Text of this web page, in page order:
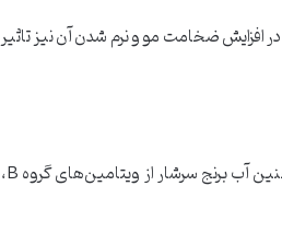
افزایش ضخامت مو و نرم شدن آن نیز تاثیر
جالب است بدانید ۷۵ تا ۸۰ درصد از دانه‌های برنج را نشاسته تشکیل می‌دهد که پس از آبکشی، این نشاسته در آب برنج باقی می‌ماند. همچنین آب برنج سرشار از ویتامین‌های گروه B،